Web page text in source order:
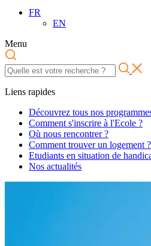
FR
EN
Menu
Liens rapides
Découvrez tous nos
Comment s'inscrire à l'Ecole ?
Où nous rencontrer ?
Comment trouver un logement ?
Etudiants en situation de
Nos actualités